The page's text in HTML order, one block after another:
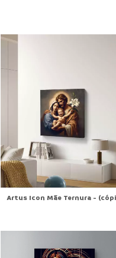
Artus Icon Mãe Ternura -